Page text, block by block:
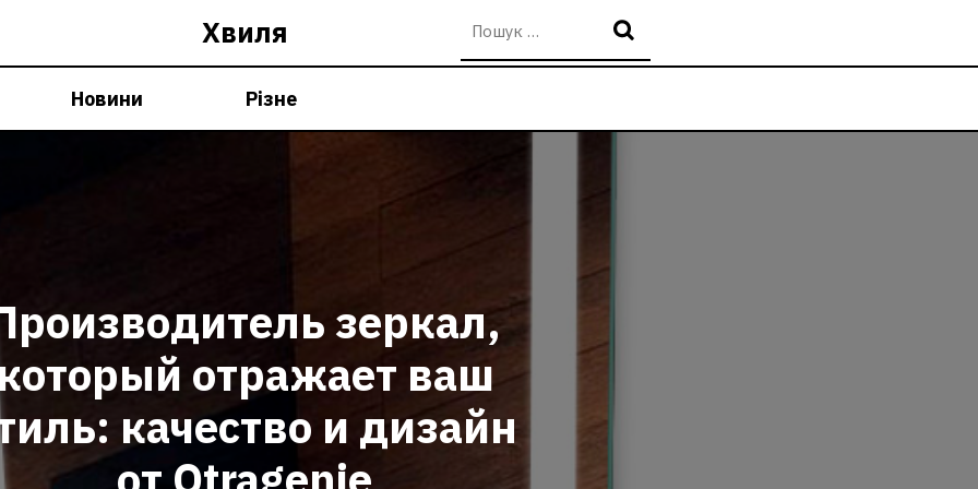
Хвиля
Новини Різне
зеркал,
отражает ваш
качество и дизайн